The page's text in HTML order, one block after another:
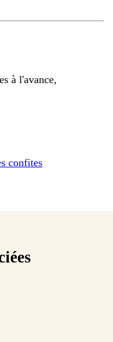
à l'avance,
confites